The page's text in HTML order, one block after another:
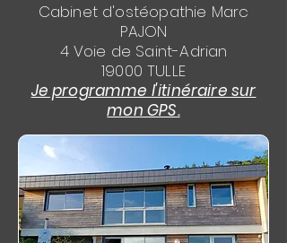
Cabinet d'ostéopathie Marc
PAJON
4 Voie de Saint-Adrian
19000 TULLE
Je programme l'itinéraire sur
mon GPS.